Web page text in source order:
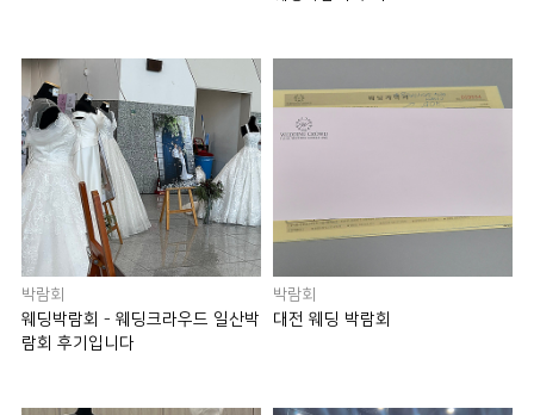
박람회
웨딩박람회 - 웨딩크라우드 일산박
람회 후기입니다
박람회
대전 웨딩 박람회